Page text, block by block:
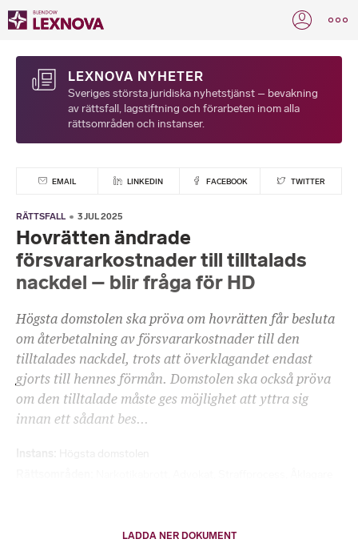
LEXNOVA NYHETER
Sveriges största juridiska nyhetstjänst – bevakning
av rättsfall, lagstiftning och förarbeten inom alla
rättsområden och instanser.
EMAIL LINKEDIN FACEBOOK TWITTER
RÄTTSFALL 3 JUL 2025
Hovrätten ändrade
försvararkostnader till tilltalads
nackdel – blir fråga för HD
Högsta domstolen ska pröva om hovrätten får besluta
om återbetalning av försvararkostnader till den
tilltalades nackdel, trots att överklagandet endast
gjorts till hennes förmån. Domstolen ska också pröva
om den tilltalade måste ges möjlighet att yttra sig
innan ett sådant bes...
LADDA NER DOKUMENT